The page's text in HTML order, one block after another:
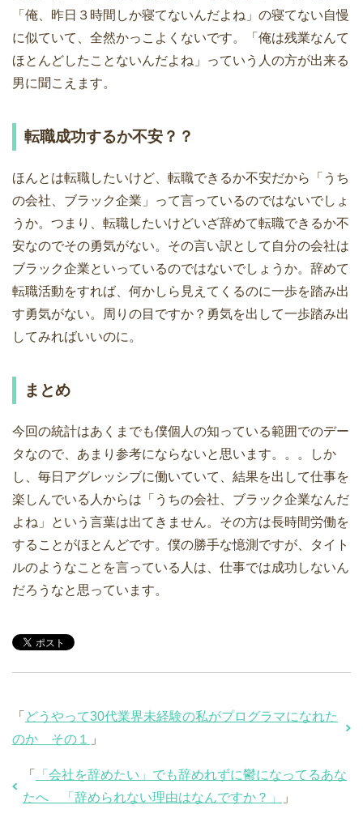
「俺、昨日３時間しか寝てないんだよね」の寝てない自慢
に似ていて、全然かっこよくないです。「俺は残業なんて
ほとんどしたことないんだよね」っていう人の方が出来る
男に聞こえます。
転職成功するか不安？？
ほんとは転職したいけど、転職できるか不安だから「うち
の会社、ブラック企業」って言っているのではないでしょ
うか。つまり、転職したいけどいざ辞めて転職できるか不
安なのでその勇気がない。その言い訳として自分の会社は
ブラック企業といっているのではないでしょうか。辞めて
転職活動をすれば、何かしら見えてくるのに一歩を踏み出
す勇気がない。周りの目ですか？勇気を出して一歩踏み出
してみればいいのに。
まとめ
今回の統計はあくまでも僕個人の知っている範囲でのデー
タなので、あまり参考にならないと思います。。。しか
し、毎日アグレッシブに働いていて、結果を出して仕事を
楽しんでいる人からは「うちの会社、ブラック企業なんだ
よね」という言葉は出てきません。その方は長時間労働を
することがほとんどです。僕の勝手な憶測ですが、タイト
ルのようなことを言っている人は、仕事では成功しないん
だろうなと思っています。
「 どうやって30代業界未経験の私がプログラマになれた
のか その１
」
「
「会社を辞めたい」でも辞めれずに鬱になってるあな
たへ 「辞められない理由はなんですか？」
」